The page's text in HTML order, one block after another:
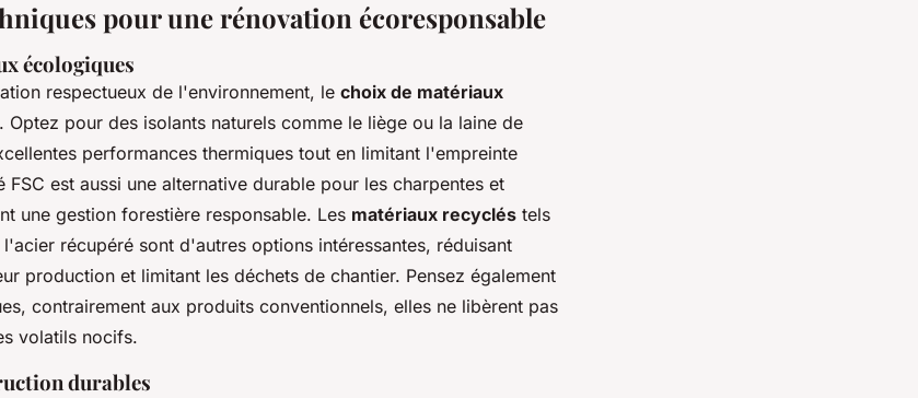
pour une rénovation écoresponsable
écologiques
respectueux de l'environnement, le choix de matériaux
Optez pour des isolants naturels comme le liège ou la laine de
performances thermiques tout en limitant l'empreinte
est aussi une alternative durable pour les charpentes et
une gestion forestière responsable. Les matériaux recyclés tels
récupéré sont d'autres options intéressantes, réduisant
production et limitant les déchets de chantier. Pensez également
contrairement aux produits conventionnels, elles ne libèrent pas
volatils nocifs.
durables